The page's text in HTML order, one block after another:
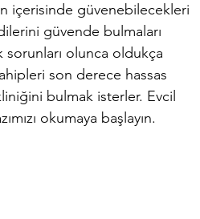
içerisinde güvenebilecekleri
güvende bulmaları
sorunları olunca oldukça
son derece hassas
bulmak isterler. Evcil
okumaya başlayın.